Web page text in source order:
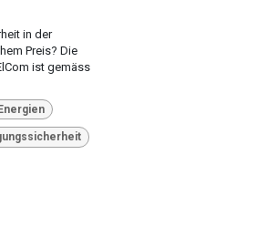
in der
Preis? Die
ist gemäss